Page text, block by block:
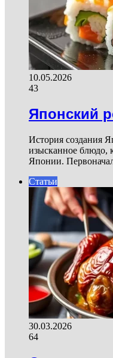
10.05.2026
43
Японский
История создания
изысканное блюдо,
Японии.
Статьи
30.03.2026
64